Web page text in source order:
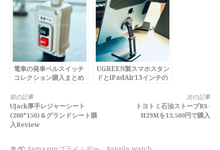
電車の発車ベルスイッチ
コレクション購入まとめ
UGREEN製スマホスタン
ドとiPadAir13インチの
続
き
前の記事
UJack厚手レジャーシート
(200*150)＆グランドシート購
入Review
次の記事
トヨトミ石油ストーブRS-
H29Mを13,500円で購入